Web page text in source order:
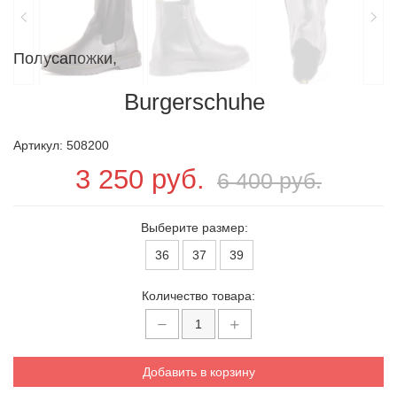
Полусапожки,
Burgerschuhe
Артикул: 508200
3 250 руб. 6 400 руб.
Выберите размер:
36
37 39
Количество товара:
Добавить в корзину